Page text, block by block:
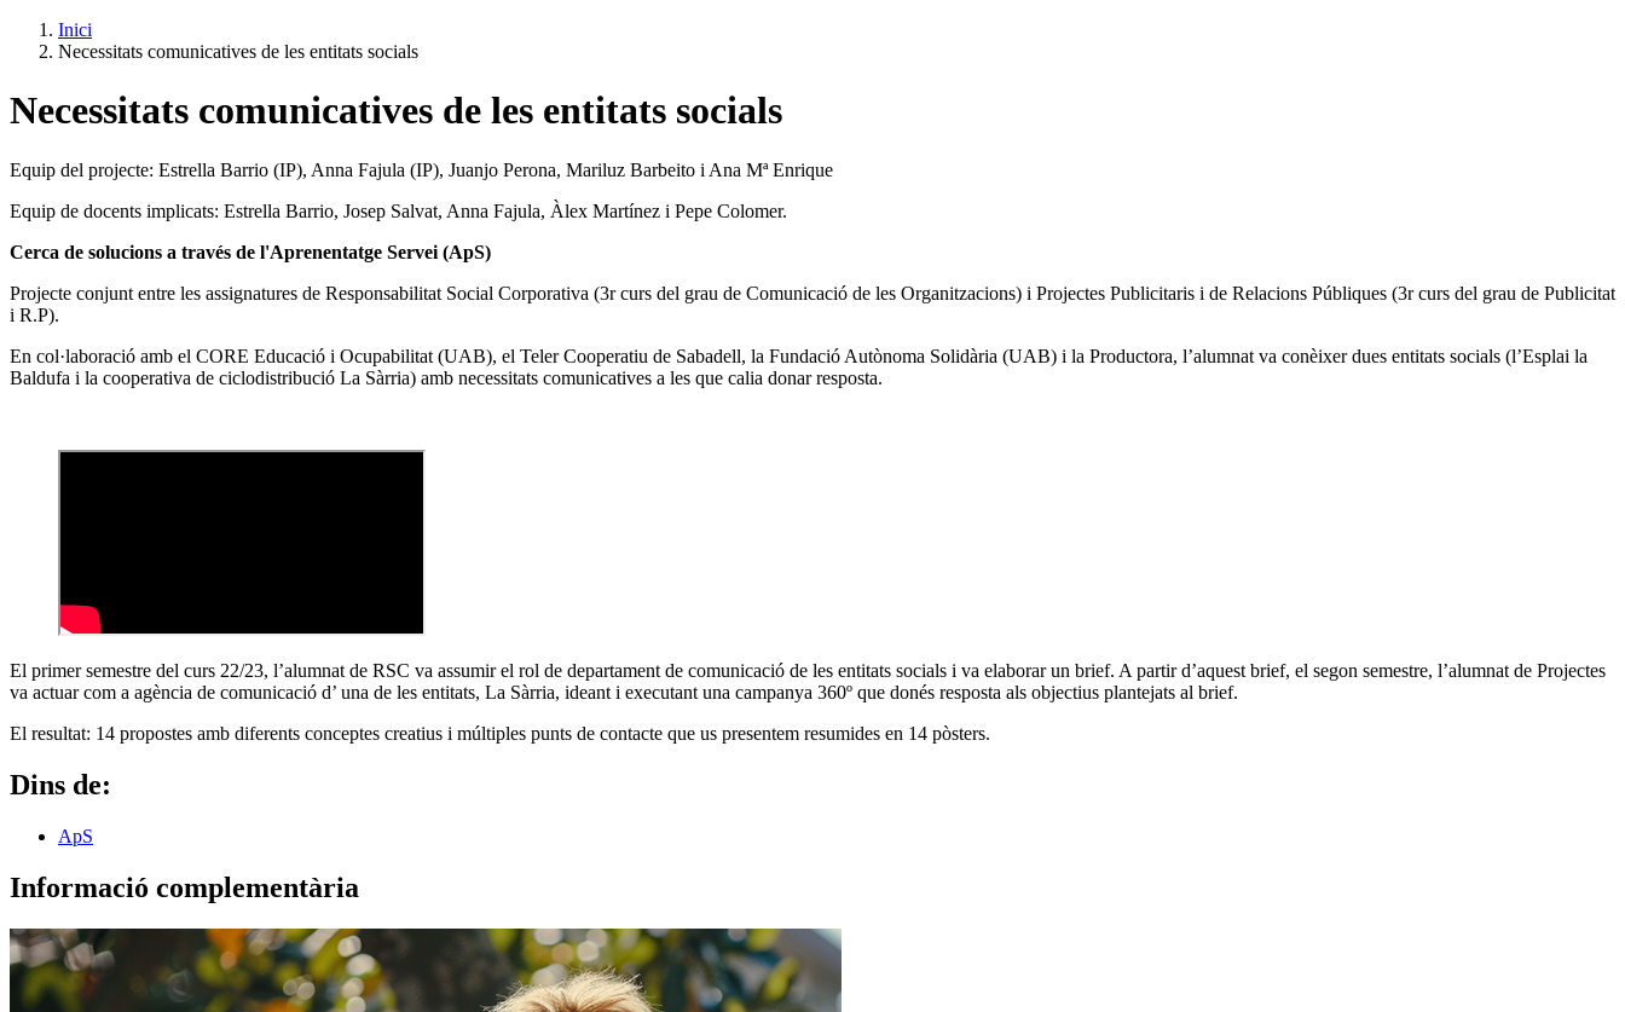
Inici
Necessitats comunicatives de les entitats socials
Necessitats comunicatives de les entitats socials
Equip del projecte: Estrella Barrio (IP), Anna Fajula (IP), Juanjo Perona, Mariluz Barbeito i Ana Mª Enrique
Equip de docents implicats: Estrella Barrio, Josep Salvat, Anna Fajula, Àlex Martínez i Pepe Colomer.
Cerca de solucions a través de l'Aprenentatge Servei (ApS)
Projecte conjunt entre les assignatures de Responsabilitat Social Corporativa (3r curs del grau de Comunicació de les Organitzacions) i Projectes Publicitaris i de Relacions Públiques (3r curs del grau de Publicitat
i R.P).
En col·laboració amb el CORE Educació i Ocupabilitat (UAB), el Teler Cooperatiu de Sabadell, la Fundació Autònoma Solidària (UAB) i la Productora, l’alumnat va conèixer dues entitats socials (l’Esplai la
Baldufa i la cooperativa de ciclodistribució La Sàrria) amb necessitats comunicatives a les que calia donar resposta.
El primer semestre del curs 22/23, l’alumnat de RSC va assumir el rol de departament de comunicació de les entitats socials i va elaborar un brief. A partir d’aquest brief, el segon semestre, l’alumnat de Projectes
va actuar com a agència de comunicació d’ una de les entitats, La Sàrria, ideant i executant una campanya 360º que donés resposta als objectius plantejats al brief.
El resultat: 14 propostes amb diferents conceptes creatius i múltiples punts de contacte que us presentem resumides en 14 pòsters.
Dins de:
ApS
Informació complementària